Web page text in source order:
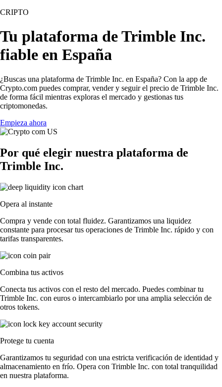
CRIPTO
Tu plataforma de Trimble Inc.
fiable en España
¿Buscas una plataforma de Trimble Inc. en España? Con la app de
Crypto.com puedes comprar, vender y seguir el precio de Trimble Inc.
de forma fácil mientras exploras el mercado y gestionas tus
criptomonedas.
Empieza ahora
Por qué elegir nuestra plataforma de
Trimble Inc.
Opera al instante
Compra y vende con total fluidez. Garantizamos una liquidez
constante para procesar tus operaciones de Trimble Inc. rápido y con
tarifas transparentes.
Combina tus activos
Conecta tus activos con el resto del mercado. Puedes combinar tu
Trimble Inc. con euros o intercambiarlo por una amplia selección de
otros tokens.
Protege tu cuenta
Garantizamos tu seguridad con una estricta verificación de identidad y
almacenamiento en frío. Opera con Trimble Inc. con total tranquilidad
en nuestra plataforma.